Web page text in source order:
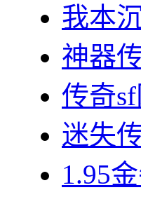
我本
神器
传奇
迷失
1.95